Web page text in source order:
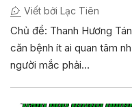
Viết bởi Lạc Tiên
Chủ đề: Thanh Hương
căn bệnh ít ai quan tâm
người mắc phải…